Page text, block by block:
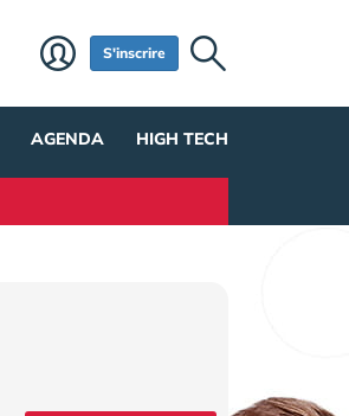
S'inscrire
AGENDA HIGH TECH